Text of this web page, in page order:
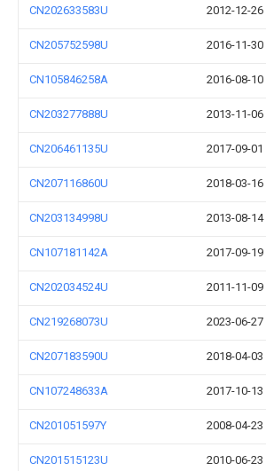
CN202633583U 2012-12-26
CN205752598U 2016-11-30
CN105846258A 2016-08-10
CN203277888U 2013-11-06
CN206461135U 2017-09-01
CN207116860U 2018-03-16
CN203134998U 2013-08-14
CN107181142A 2017-09-19
CN202034524U 2011-11-09
CN219268073U 2023-06-27
CN207183590U 2018-04-03
CN107248633A 2017-10-13
CN201051597Y 2008-04-23
CN201515123U 2010-06-23